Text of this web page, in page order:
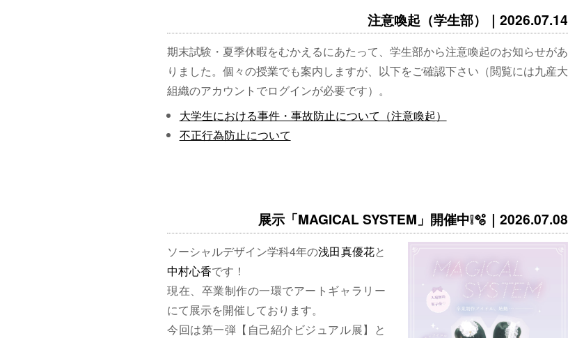
注意喚起（学生部）｜2026.07.14
期末試験・夏季休暇をむかえるにあたって、学生部から注意喚起のお知らせがあ
りました。個々の授業でも案内しますが、以下をご確認下さい（閲覧には九産大
組織のアカウントでログインが必要です）。
大学生における事件・事故防止について（注意喚起）
不正行為防止について
展示「MAGICAL SYSTEM」開催中❕🫧｜2026.07.08
ソーシャルデザイン学科4年の浅田真優花と
中村心香です！
現在、卒業制作の一環でアートギャラリー
にて展示を開催しております。
今回は第一弾【自己紹介ビジュアル展】と